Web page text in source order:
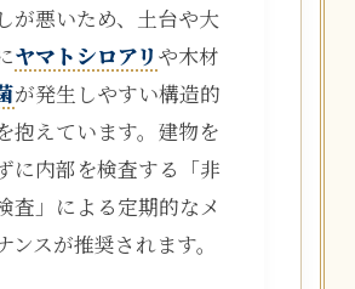
が悪いため、土台や大
ヤマトシロアリ や木材
が発生しやすい構造的
抱えています。建物を
に内部を検査する「非
査」による定期的なメ
ンスが推奨されます。